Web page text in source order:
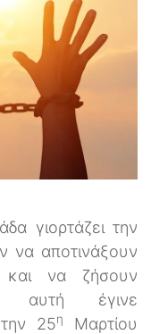
γιορτάζει την
να αποτινάξουν
και να ζήσουν
αυτή έγινε
25η
Μαρτίου